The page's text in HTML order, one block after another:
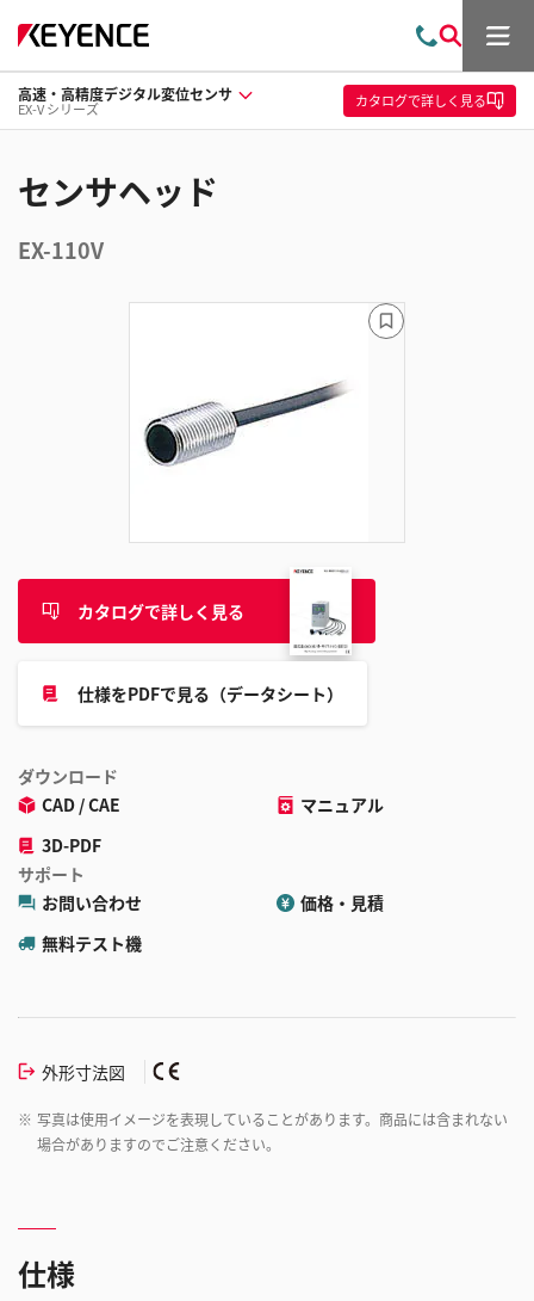
問
い
合
わ
索
メ
ュ
ー
高速・高精度デジタル変位センサ
EX-V シリーズ カタログで詳しく見る
センサヘッド
EX-110V
カタログで詳しく見る
仕様をPDFで見る（データシート）
ダウンロード
CAD / CAE
マニュアル
3D-PDF
サポート
お問い合わせ
価格・見積
無料テスト機
外形寸法図
※ 写真は使用イメージを表現していることがあります。商品には含まれない
場合がありますのでご注意ください。
ブ
ッ
仕様